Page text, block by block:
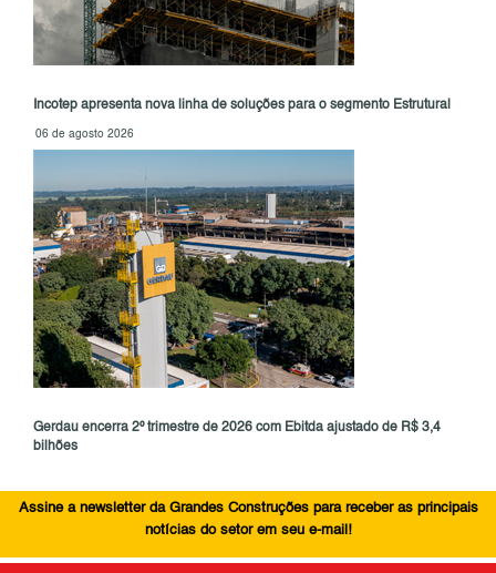
Incotep apresenta nova linha de soluções para o segmento Estrutural
06 de agosto 2026
Gerdau encerra 2º trimestre de 2026 com Ebitda ajustado de R$ 3,4
bilhões
Assine a newsletter da Grandes Construções para receber as principais
notícias do setor em seu e-mail!